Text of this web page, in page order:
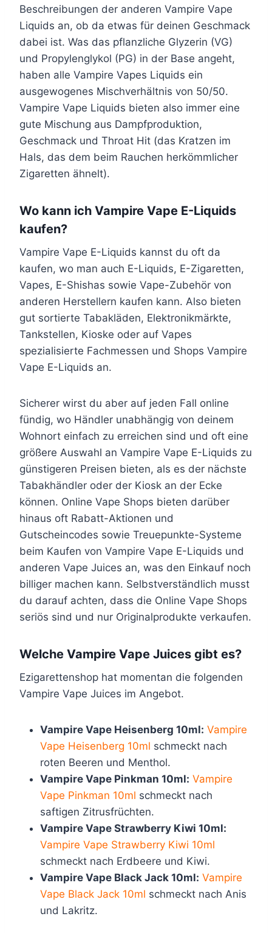
Beschreibungen der anderen Vampire Vape
Liquids an, ob da etwas für deinen Geschmack
dabei ist. Was das pflanzliche Glyzerin (VG)
und Propylenglykol (PG) in der Base angeht,
haben alle Vampire Vapes Liquids ein
ausgewogenes Mischverhältnis von 50/50.
Vampire Vape Liquids bieten also immer eine
gute Mischung aus Dampfproduktion,
Geschmack und Throat Hit (das Kratzen im
Hals, das dem beim Rauchen herkömmlicher
Zigaretten ähnelt).
Wo kann ich Vampire Vape E-Liquids
kaufen?
Vampire Vape E-Liquids kannst du oft da
kaufen, wo man auch E-Liquids, E-Zigaretten,
Vapes, E-Shishas sowie Vape-Zubehör von
anderen Herstellern kaufen kann. Also bieten
gut sortierte Tabakläden, Elektronikmärkte,
Tankstellen, Kioske oder auf Vapes
spezialisierte Fachmessen und Shops Vampire
Vape E-Liquids an.
Sicherer wirst du aber auf jeden Fall online
fündig, wo Händler unabhängig von deinem
Wohnort einfach zu erreichen sind und oft eine
größere Auswahl an Vampire Vape E-Liquids zu
günstigeren Preisen bieten, als es der nächste
Tabakhändler oder der Kiosk an der Ecke
können. Online Vape Shops bieten darüber
hinaus oft Rabatt-Aktionen und
Gutscheincodes sowie Treuepunkte-Systeme
beim Kaufen von Vampire Vape E-Liquids und
anderen Vape Juices an, was den Einkauf noch
billiger machen kann. Selbstverständlich musst
du darauf achten, dass die Online Vape Shops
seriös sind und nur Originalprodukte verkaufen.
Welche Vampire Vape Juices gibt es?
Ezigarettenshop hat momentan die folgenden
Vampire Vape Juices im Angebot.
Vampire Vape Heisenberg 10ml: Vampire
Vape Heisenberg 10ml schmeckt nach
roten Beeren und Menthol.
Vampire Vape Pinkman 10ml: Vampire
Vape Pinkman 10ml schmeckt nach
saftigen Zitrusfrüchten.
Vampire Vape Strawberry Kiwi 10ml:
Vampire Vape Strawberry Kiwi 10ml
schmeckt nach Erdbeere und Kiwi.
Vampire Vape Black Jack 10ml: Vampire
Vape Black Jack 10ml schmeckt nach Anis
und Lakritz.